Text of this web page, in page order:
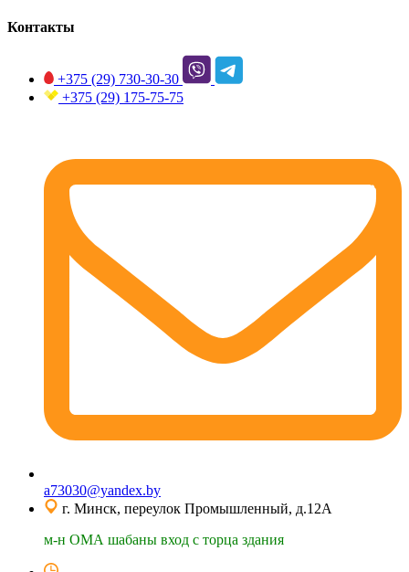
Контакты
+375 (29) 730-30-30
+375 (29) 175-75-75
a73030@yandex.by
г. Минск, переулок Промышленный, д.12А
м-н ОМА шабаны вход с торца здания